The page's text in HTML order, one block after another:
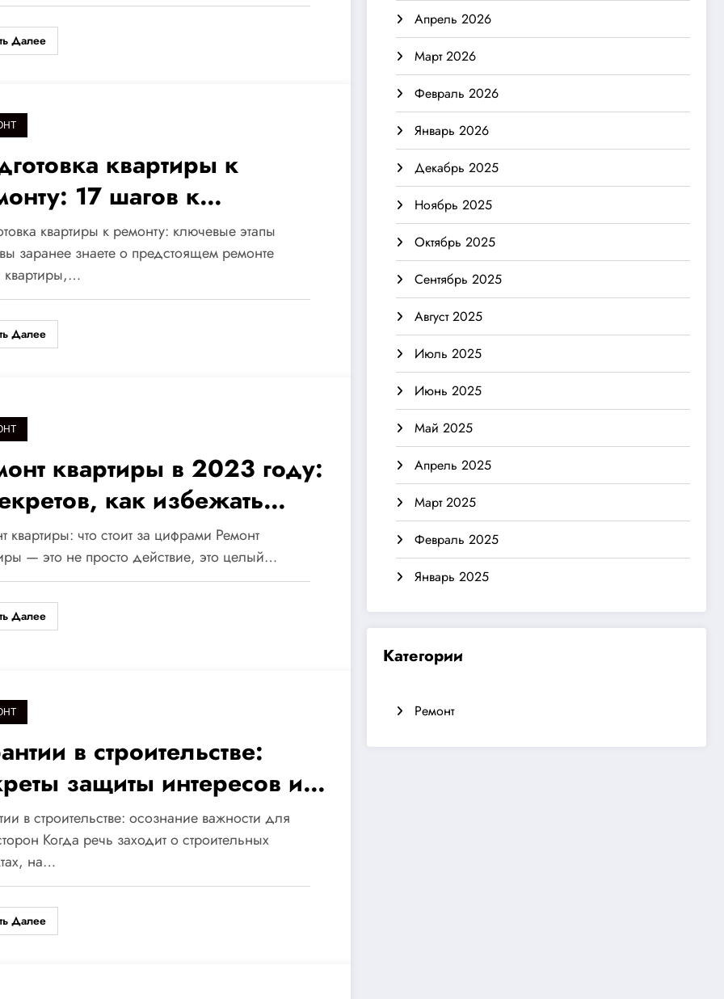
Далее
квартиры к
17 шагов к
пространству,
изменят ваше жилье
квартиры к ремонту: ключевые этапы
заранее знаете о предстоящем ремонте
квартиры,…
Далее
квартиры в 2023 году:
как избежать
расходов и
выбрать подрядчика
квартиры: что стоит за цифрами Ремонт
— это не просто действие, это целый…
Далее
в строительстве:
защиты интересов и
финансовых
в строительстве: осознание важности для
Когда речь заходит о строительных
на…
Далее
Апрель 2026
Март 2026
Февраль 2026
Январь 2026
Декабрь 2025
Ноябрь 2025
Октябрь 2025
Сентябрь 2025
Август 2025
Июль 2025
Июнь 2025
Май 2025
Апрель 2025
Март 2025
Февраль 2025
Январь 2025
Категории
Ремонт